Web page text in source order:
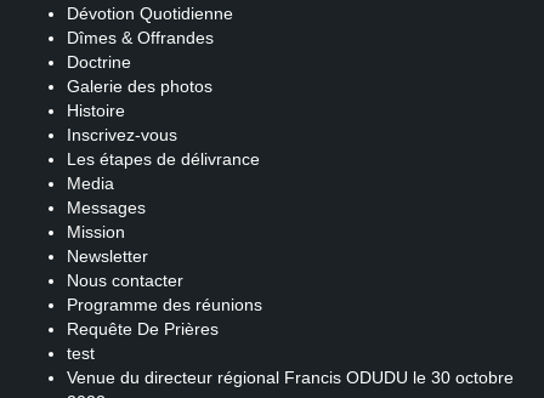
Dévotion Quotidienne
Dîmes & Offrandes
Doctrine
Galerie des photos
Histoire
Inscrivez-vous
Les étapes de délivrance
Media
Messages
Mission
Newsletter
Nous contacter
Programme des réunions
Requête De Prières
test
Venue du directeur régional Francis ODUDU le 30 octobre